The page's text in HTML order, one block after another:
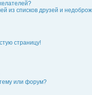
из списков друзей и
страницу!
или форум?